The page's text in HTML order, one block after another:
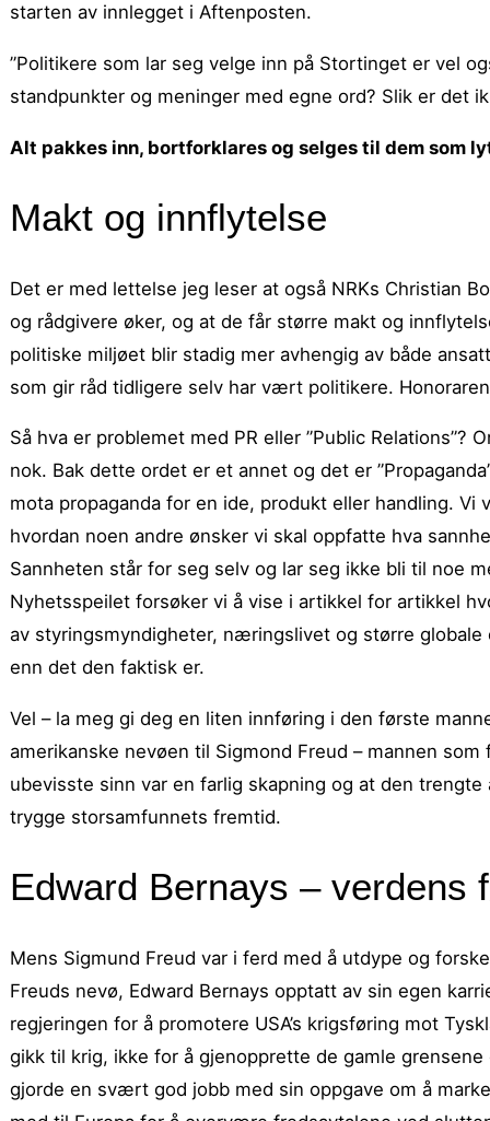
starten av innlegget i Aftenposten.
”Politikere som lar seg velge inn på Stortinget er vel
standpunkter og meninger med egne ord? Slik er det
Alt pakkes inn, bortforklares og selges til dem som
Makt og innflytelse
Det er med lettelse jeg leser at også NRKs Christian
og rådgivere øker, og at de får større makt og
politiske miljøet blir stadig mer avhengig av både
som gir råd tidligere selv har vært politikere.
Så hva er problemet med PR eller ”Public
nok. Bak dette ordet er et annet og det er
mota propaganda for en ide, produkt eller handling.
hvordan noen andre ønsker vi skal oppfatte hva
Sannheten står for seg selv og lar seg ikke bli til noe
Nyhetsspeilet forsøker vi å vise i artikkel for artikkel
av styringsmyndigheter, næringslivet og større
enn det den faktisk er.
Vel – la meg gi deg en liten innføring i den første
amerikanske nevøen til Sigmond Freud – mannen
ubevisste sinn var en farlig skapning og at den
trygge storsamfunnets fremtid.
Edward Bernays – verdens
Mens Sigmund Freud var i ferd med å utdype og
Freuds nevø, Edward Bernays opptatt av sin egen
regjeringen for å promotere USA’s krigsføring mot
gikk til krig, ikke for å gjenopprette de gamle
gjorde en svært god jobb med sin oppgave om å